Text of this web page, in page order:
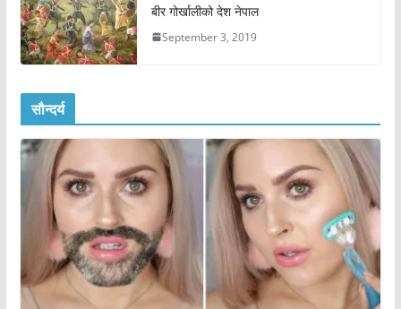
बीर गोर्खालीको देश नेपाल
September 3, 2019
सौन्दर्य